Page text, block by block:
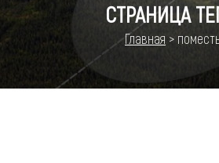
СТРАНИЦА
Главная >